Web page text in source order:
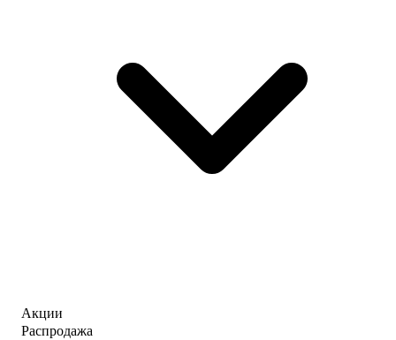
Акции
Распродажа